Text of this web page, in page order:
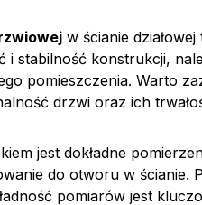
w ścianie
i stabilność konstrukcji,
pomieszczenia. Warto
drzwi oraz ich
jest dokładne
do otworu w ścianie.
pomiarów jest